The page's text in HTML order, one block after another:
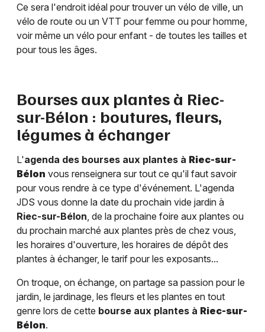
Ce sera l'endroit idéal pour trouver un vélo de ville, un
vélo de route ou un VTT pour femme ou pour homme,
voir même un vélo pour enfant - de toutes les tailles et
pour tous les âges.
Bourses aux plantes à Riec-
sur-Bélon : boutures, fleurs,
légumes à échanger
L'agenda des bourses aux plantes à Riec-sur-
Bélon vous renseignera sur tout ce qu'il faut savoir
pour vous rendre à ce type d'événement. L'agenda
JDS vous donne la date du prochain vide jardin à
Riec-sur-Bélon, de la prochaine foire aux plantes ou
du prochain marché aux plantes près de chez vous,
les horaires d'ouverture, les horaires de dépôt des
plantes à échanger, le tarif pour les exposants...
On troque, on échange, on partage sa passion pour le
jardin, le jardinage, les fleurs et les plantes en tout
genre lors de cette bourse aux plantes à Riec-sur-
Bélon.